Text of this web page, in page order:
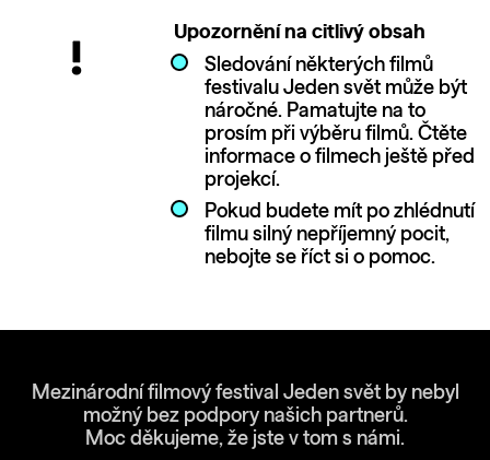
Upozornění na citlivý obsah
Sledování některých filmů
festivalu Jeden svět může být
náročné. Pamatujte na to
prosím při výběru filmů. Čtěte
informace o filmech ještě před
projekcí.
Pokud budete mít po zhlédnutí
filmu silný nepříjemný pocit,
nebojte se říct si o pomoc.
Mezinárodní filmový festival Jeden svět by nebyl
možný bez podpory našich partnerů.
Moc děkujeme, že jste v tom s námi.